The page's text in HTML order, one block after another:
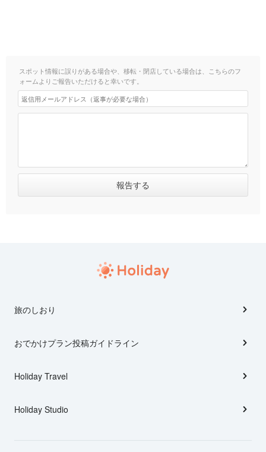
スポット情報に誤りがある場合や、移転・閉店している場合は、こちらのフ
ォームよりご報告いただけると幸いです。
旅のしおり
おでかけプラン投稿ガイドライン
Holiday Travel
Holiday Studio